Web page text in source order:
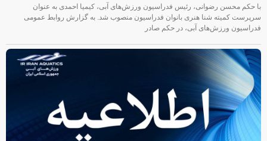
با حکم محسن رضوانی، رئیس فدراسیون ورزش‌های آبی، کیمیا احمدی به عنوان
سرپرست کمیته شنا هنری بانوان فدراسیون منصوب شد. به گزارش روابط عمومی
فدراسیون ورزش‌های آبی، در حکم صادر